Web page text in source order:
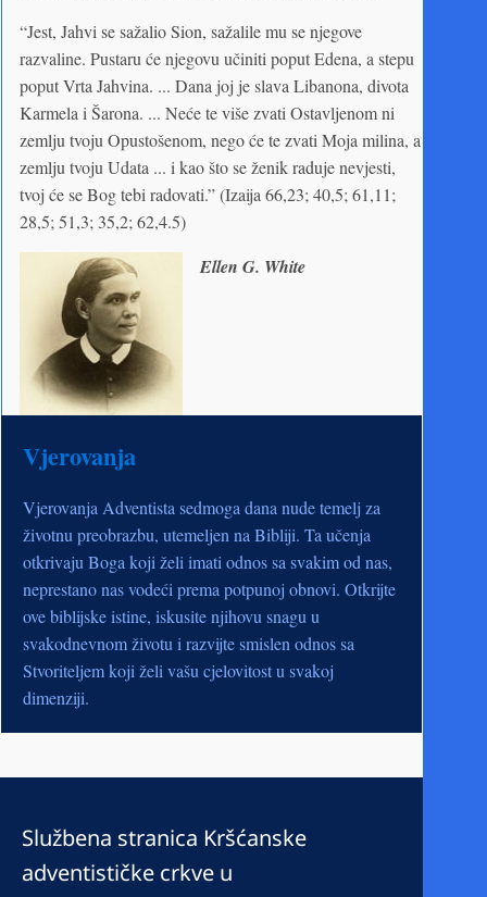
“Jest, Jahvi se sažalio Sion, sažalile mu se njegove
razvaline. Pustaru će njegovu učiniti poput Edena, a stepu
poput Vrta Jahvina. ... Dana joj je slava Libanona, divota
Karmela i Šarona. ... Neće te više zvati Ostavljenom ni
zemlju tvoju Opustošenom, nego će te zvati Moja milina, a
zemlju tvoju Udata ... i kao što se ženik raduje nevjesti,
tvoj će se Bog tebi radovati.” (Izaija 66,23; 40,5; 61,11;
28,5; 51,3; 35,2; 62,4.5)
Ellen G. White
Vjerovanja
Vjerovanja Adventista sedmoga dana nude temelj za
životnu preobrazbu, utemeljen na Bibliji. Ta učenja
otkrivaju Boga koji želi imati odnos sa svakim od nas,
neprestano nas vodeći prema potpunoj obnovi. Otkrijte
ove biblijske istine, iskusite njihovu snagu u
svakodnevnom životu i razvijte smislen odnos sa
Stvoriteljem koji želi vašu cjelovitost u svakoj
dimenziji.
Službena stranica Kršćanske
adventističke crkve u